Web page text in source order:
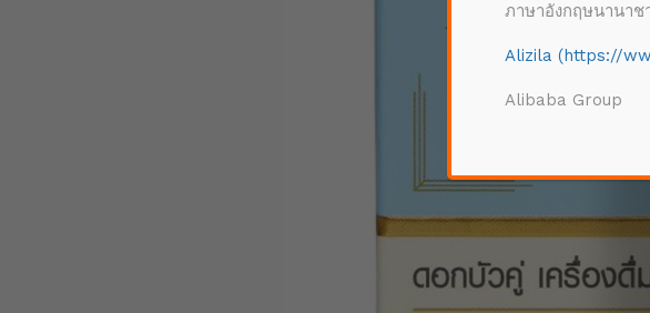
ภาษาอังกฤษนานาช
Alizila (https://
Alibaba Group